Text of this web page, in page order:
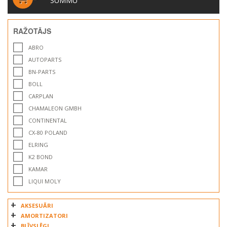
RAŽOTĀJS
ABRO
AUTOPARTS
BN-PARTS
BOLL
CARPLAN
CHAMALEON GMBH
CONTINENTAL
CX-80 POLAND
ELRING
K2 BOND
KAMAR
LIQUI MOLY
MANNOL
MOTIP DUPLI
PERMABOND
AKSESUĀRI
AMORTIZATORI